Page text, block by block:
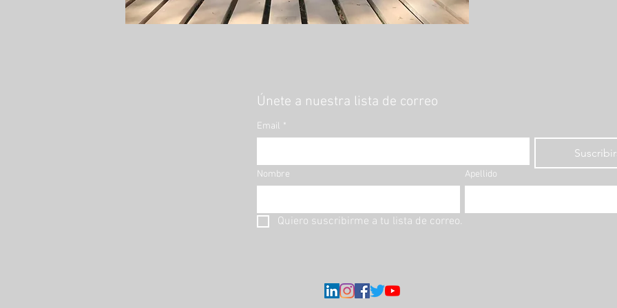
Únete a nuestra lista de correo
Email *
Nombre Apellido
Quiero suscribirme a tu lista de correo.